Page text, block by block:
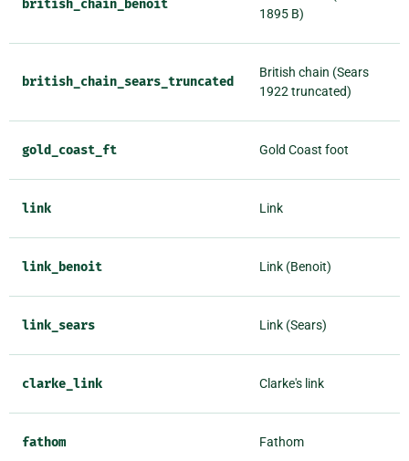
british_chain_benoit
1895 B)
british_chain_sears_truncated
British chain (Sears
1922 truncated)
gold_coast_ft Gold Coast foot
link Link
link_benoit Link (Benoit)
link_sears Link (Sears)
clarke_link Clarke's link
fathom Fathom